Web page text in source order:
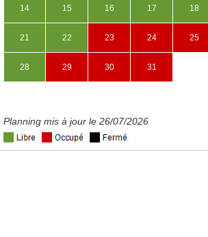
14 15 16 17 18
21 22 23 24 25
28 29 30 31
Planning mis à jour le 26/07/2026